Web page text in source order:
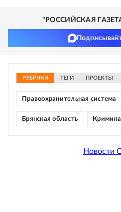
"РОССИЙСКАЯ
РУБРИКИ ТЕГИ ПРОЕКТЫ
Правоохранительная система
Брянская область
Новости